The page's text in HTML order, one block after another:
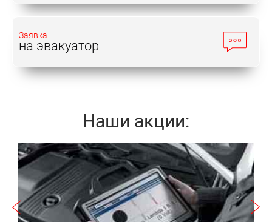
сложны, чтобы без специальных навыков и хотя
У официальных дилеров даже незначительный
Правильное решение – обратиться в центр «Токио
Используя современное оборудование, наши
ремонт автомобиля Хонда
Кросстур;
техническое обслуживание Хонда
Заявка
на эвакуатор
Наши акции:
Записаться